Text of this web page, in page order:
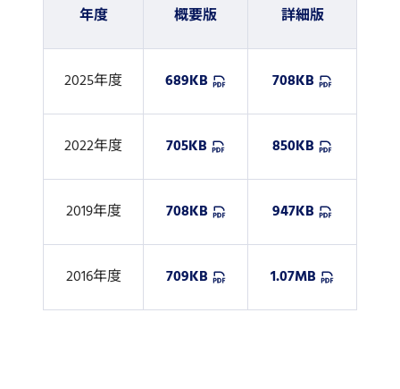
年度 概要版 詳細版
2025年度 689KB 708KB
2022年度 705KB 850KB
2019年度 708KB 947KB
2016年度 709KB 1.07MB